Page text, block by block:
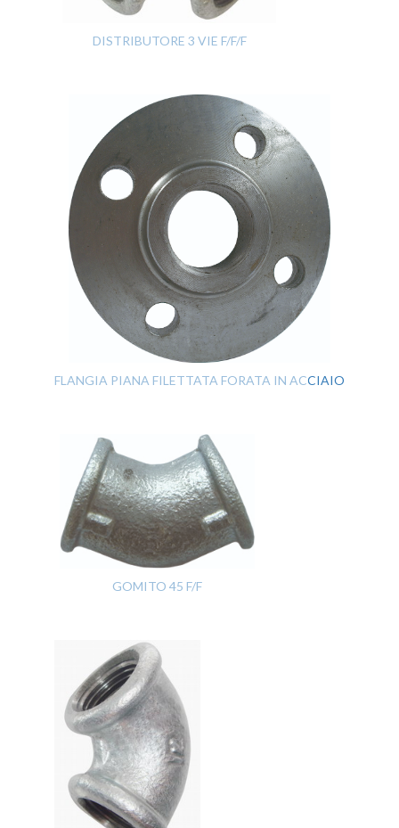
DISTRIBUTORE 3 VIE F/F/F
FLANGIA PIANA FILETTATA FORATA IN ACCIAIO
GOMITO 45 F/F